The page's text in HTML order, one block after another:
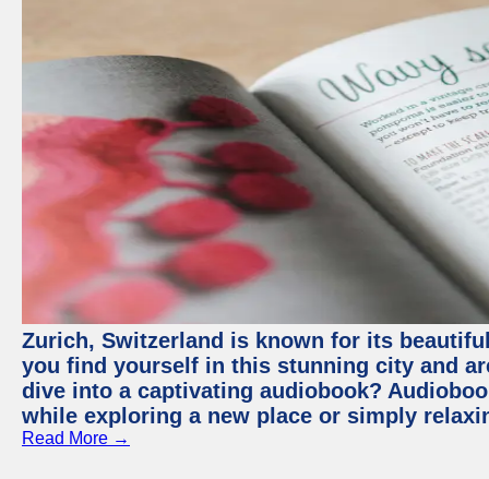
Zurich, Switzerland is known for its
you find yourself in this stunning city and
dive into a captivating audiobook?
while exploring a new place or simply
Read More →